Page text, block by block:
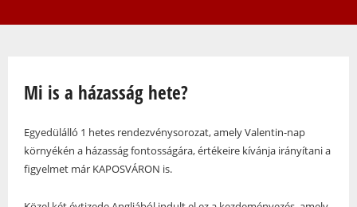
Mi is a házasság hete?
Egyedülálló 1 hetes rendezvénysorozat, amely Valentin-nap
környékén a házasság fontosságára, értékeire kívánja irányítani a
figyelmet már KAPOSVÁRON is.